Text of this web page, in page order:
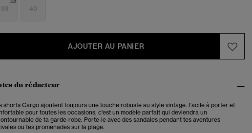
38 40
AJOUTER AU PANIER
du rédacteur
shorts Cargo ajoutent toujours une touche robuste au style vintage. Facile à porter et
pour toutes les occasions, c'est un modèle parfait qui deviendra un
de ta garde-robe. Porte-le avec des sandales pendant tes aventures
ou tes promenades sur la plage.